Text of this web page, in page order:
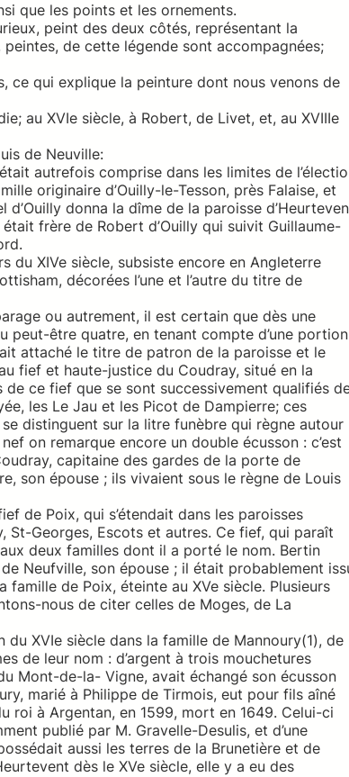
que les points et les ornements.
peint des deux côtés, représentant la
de cette légende sont accompagnées;
ce qui explique la peinture dont nous venons de
au XVIe siècle, à Robert, de Livet, et, au XVIIIe
de Neuville:
autrefois comprise dans les limites de
originaire d’Ouilly-le-Tesson, près Falaise, et
donna la dîme de la paroisse
frère de Robert d’Ouilly qui suivit Guillaume-
du XIVe siècle, subsiste encore en Angleterre
décorées l’une et l’autre du titre de
ou autrement, il est certain que dès une
être quatre, en tenant compte d’une portion
attaché le titre de patron de la paroisse et le
fief et haute-justice du Coudray, situé en la
de ce fief que se sont successivement qualifiés
les Le Jau et les Picot de Dampierre; ces
distinguent sur la litre funèbre qui règne autour
on remarque encore un double écusson : c’est
capitaine des gardes de la porte de
son épouse ; ils vivaient sous le règne de Louis
de Poix, qui s’étendait dans les paroisses
St-Georges, Escots et autres. Ce fief, qui paraît
deux familles dont il a porté le nom. Bertin
Neufville, son épouse ; il était probablement
de Poix, éteinte au XVe siècle. Plusieurs
nous de citer celles de Moges, de La
XVIe siècle dans la famille de Mannoury(1), de
de leur nom : d’argent à trois mouchetures
Mont-de-la- Vigne, avait échangé son écusson
marié à Philippe de Tirmois, eut pour fils aîné
roi à Argentan, en 1599, mort en 1649. Celui-ci
publié par M. Gravelle-Desulis, et d’une
aussi les terres de la Brunetière et de
dès le XVe siècle, elle y a eu des